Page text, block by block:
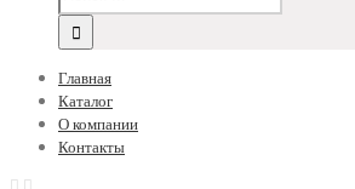
Главная
Каталог
О компании
Контакты